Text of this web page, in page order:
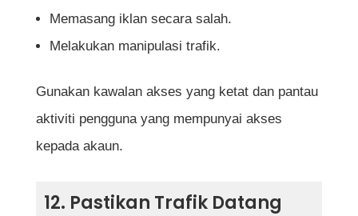
Memasang iklan secara salah.
Melakukan manipulasi trafik.
Gunakan kawalan akses yang ketat dan pantau
aktiviti pengguna yang mempunyai akses
kepada akaun.
12. Pastikan Trafik Datang